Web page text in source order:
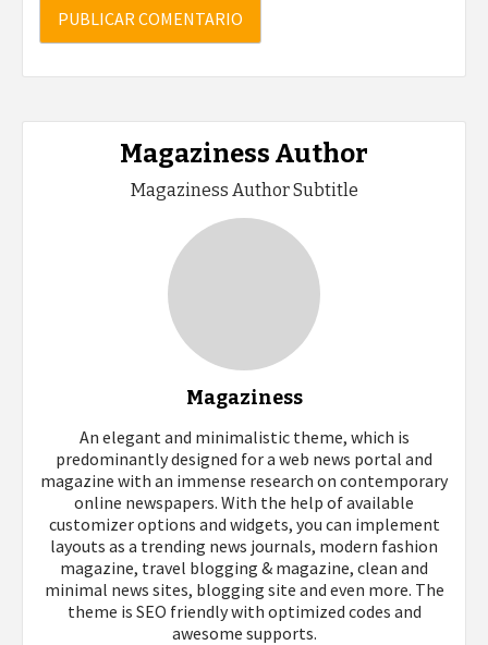
Magaziness Author
Magaziness Author Subtitle
Magaziness
An elegant and minimalistic theme, which is
predominantly designed for a web news portal and
magazine with an immense research on contemporary
online newspapers. With the help of available
customizer options and widgets, you can implement
layouts as a trending news journals, modern fashion
magazine, travel blogging & magazine, clean and
minimal news sites, blogging site and even more. The
theme is SEO friendly with optimized codes and
awesome supports.